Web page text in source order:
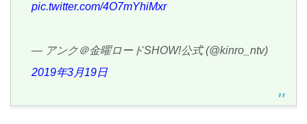
pic.twitter.com/4O7mYhiMxr
— アンク＠金曜ロードSHOW!公式 (@kinro_ntv)
2019年3月19日